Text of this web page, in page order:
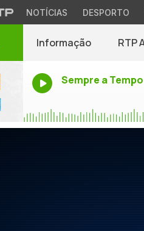
NOTÍCIAS DESPORTO
Informação RTP
Sempre a Tempo